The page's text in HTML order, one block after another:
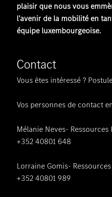
plaisir que nous vous
l'avenir de la mobilité en
équipe luxembourgeoise.
Contact
Vous êtes intéressé ?
Vos personnes de contact
Mélanie Neves- Ressources
+352 40801 648
Lorraine Gomis-
+352 40801 989